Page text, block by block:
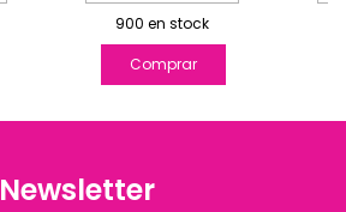
900 en stock
Newsletter